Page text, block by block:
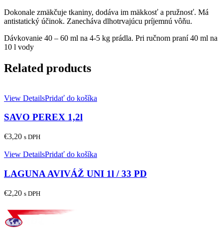
Dokonale zmäkčuje tkaniny, dodáva im mäkkosť a pružnosť. Má
antistatický účinok. Zanecháva dlhotrvajúcu príjemnú vôňu.
Dávkovanie 40 – 60 ml na 4-5 kg prádla. Pri ručnom praní 40 ml na
10 l vody
Related products
View DetailsPridať do košíka
SAVO PEREX 1,2l
€3,20 s DPH
View DetailsPridať do košíka
LAGUNA AVIVÁŽ UNI 1l / 33 PD
€2,20 s DPH